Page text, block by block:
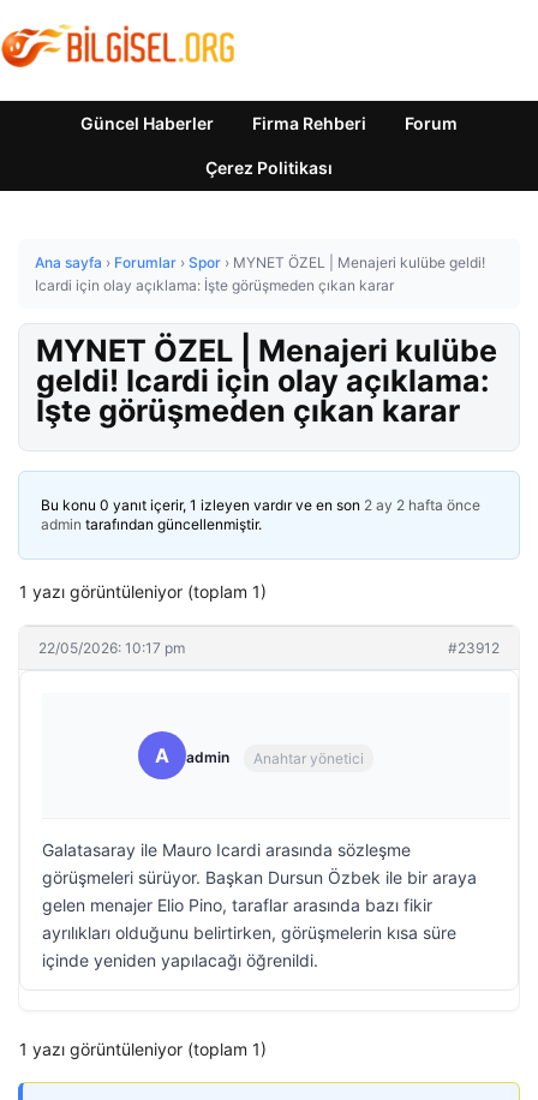
Güncel Haberler Firma Rehberi Forum
Çerez Politikası
Ana sayfa › Forumlar › Spor › MYNET ÖZEL | Menajeri kulübe geldi!
Icardi için olay açıklama: İşte görüşmeden çıkan karar
MYNET ÖZEL | Menajeri kulübe
geldi! Icardi için olay açıklama:
İşte görüşmeden çıkan karar
Bu konu 0 yanıt içerir, 1 izleyen vardır ve en son 2 ay 2 hafta önce
admin tarafından güncellenmiştir.
1 yazı görüntüleniyor (toplam 1)
22/05/2026: 10:17 pm #23912
A admin Anahtar yönetici
Galatasaray ile Mauro Icardi arasında sözleşme
görüşmeleri sürüyor. Başkan Dursun Özbek ile bir araya
gelen menajer Elio Pino, taraflar arasında bazı fikir
ayrılıkları olduğunu belirtirken, görüşmelerin kısa süre
içinde yeniden yapılacağı öğrenildi.
1 yazı görüntüleniyor (toplam 1)